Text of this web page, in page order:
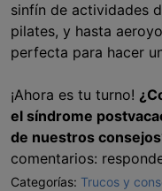
sinfín de actividades
pilates, y hasta
perfecta para hacer
¡Ahora es tu turno!
el síndrome
de nuestros
comentarios:
Categorías: Trucos y